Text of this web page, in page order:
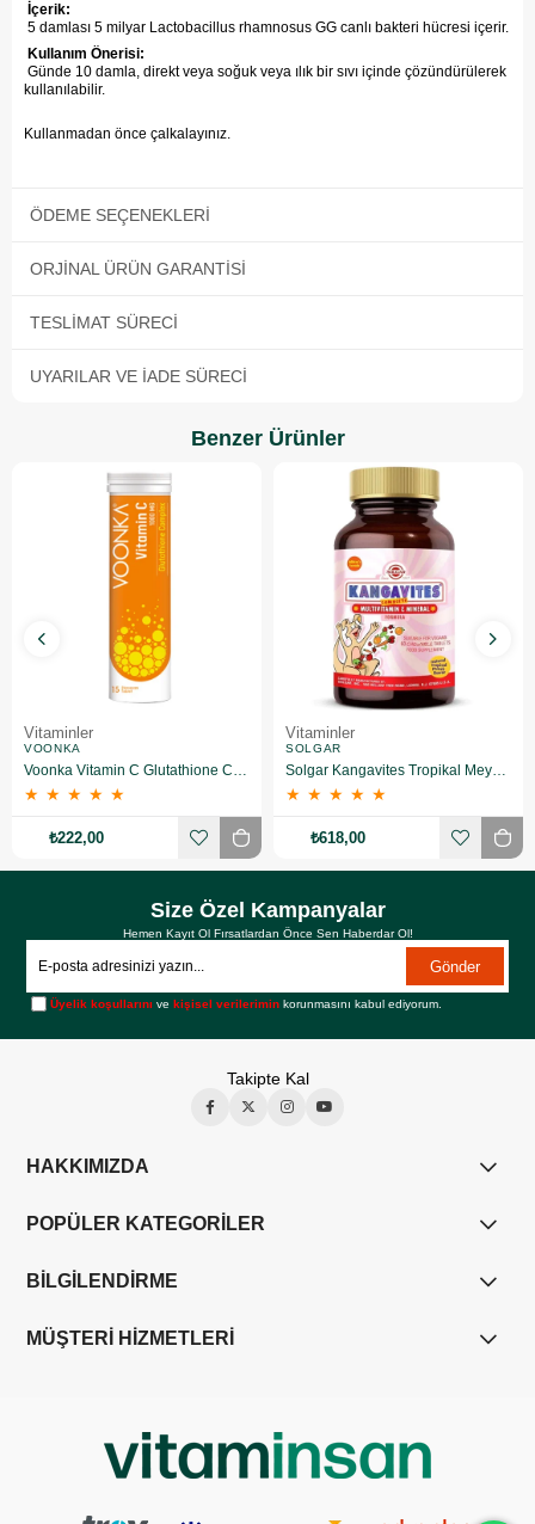
İçerik:
5 damlası 5 milyar Lactobacillus rhamnosus GG canlı bakteri hücresi içerir.
Kullanım Önerisi:
Günde 10 damla, direkt veya soğuk veya ılık bir sıvı içinde çözündürülerek
kullanılabilir.
Kullanmadan önce çalkalayınız.
ÖDEME SEÇENEKLERI
ORJINAL ÜRÜN GARANTISI
TESLIMAT SÜRECI
UYARILAR VE İADE SÜRECI
Benzer Ürünler
Vitaminler
VOONKA
Voonka Vitamin C Glutathione Complex Efervesan 15 Tablet
★ ★ ★ ★ ★
₺222,00
Vitaminler
SOLGAR
Solgar Kangavites Tropikal Meyve Aromalı 60 Tablet
★ ★ ★ ★ ★
₺618,00
Size Özel Kampanyalar
Hemen Kayıt Ol Fırsatlardan Önce Sen Haberdar Ol!
Gönder
Üyelik koşullarını vekişisel verilerimin korunmasını kabul ediyorum.
Takipte Kal
HAKKIMIZDA
POPÜLER KATEGORİLER
BİLGİLENDİRME
MÜŞTERİ HİZMETLERİ